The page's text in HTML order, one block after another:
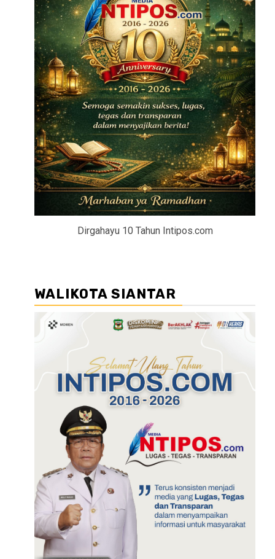
Dirgahayu 10 Tahun Intipos.com
WALIKOTA SIANTAR